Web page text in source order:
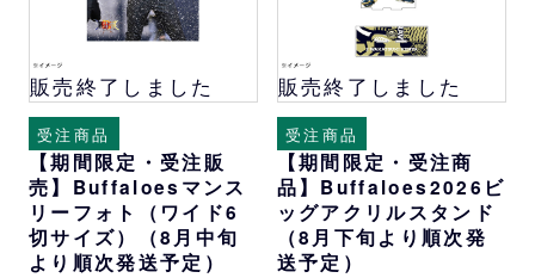
販売終了しました
受注商品
【期間限定・受注販
売】Buffaloesマンス
リーフォト（ワイド6
切サイズ）（8月中旬
より順次発送予定）
販売終了しました
受注商品
【期間限定・受注商
品】Buffaloes2026ビ
ッグアクリルスタンド
（8月下旬より順次発
送予定）